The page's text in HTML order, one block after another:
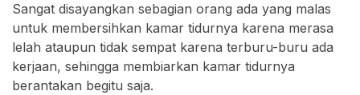
Sangat disayangkan sebagian orang ada yang malas
untuk membersihkan kamar tidurnya karena merasa
lelah ataupun tidak sempat karena terburu-buru ada
kerjaan, sehingga membiarkan kamar tidurnya
berantakan begitu saja.